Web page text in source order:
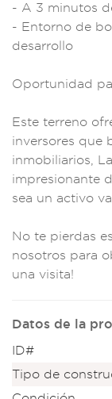
- A 3 minutos
- Entorno de
desarrollo
Oportunidad
Este terreno
inversores que
inmobiliarios,
impresionante
sea un activo v
No te pierdas
nosotros para
una visita!
Datos de la
ID#
Tipo de